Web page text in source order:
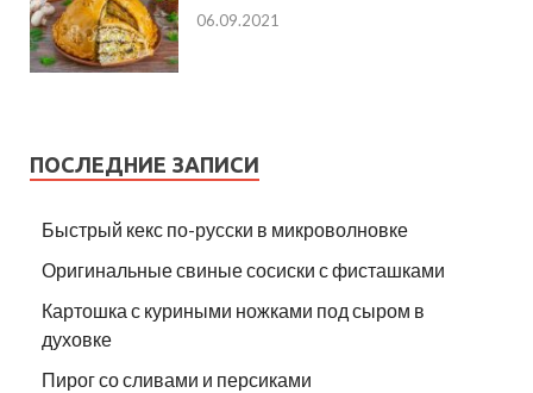
06.09.2021
ПОСЛЕДНИЕ ЗАПИСИ
Быстрый кекс по-русски в микроволновке
Оригинальные свиные сосиски с фисташками
Картошка с куриными ножками под сыром в
духовке
Пирог со сливами и персиками